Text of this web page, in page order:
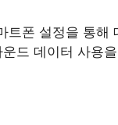
트폰 설정을 통해
드 데이터 사용